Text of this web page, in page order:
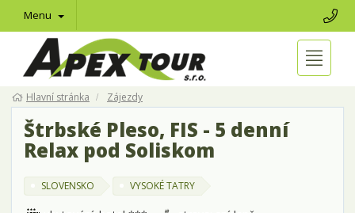
Menu
Hlavní stránka Zájezdy
Štrbské Pleso, FIS - 5 denní
Relax pod Soliskom
SLOVENSKO VYSOKÉ TATRY